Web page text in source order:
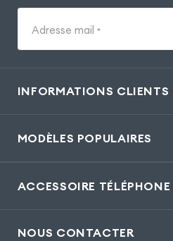
Adresse mail *
INFORMATIONS CLIENTS
MODÈLES POPULAIRES
ACCESSOIRE TÉLÉPHONE
NOUS CONTACTER